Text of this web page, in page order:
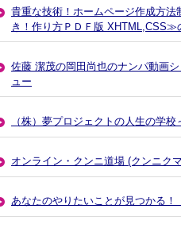
貴重な技術！ホームページ作成方
き！作り方ＰＤＦ版 XHTML,CSS≫
佐藤 潔茂の岡田尚也のナンパ動画
ュー
（株）夢プロジェクトの人生の学
オンライン・クンニ道場 (クンニク
あなたのやりたいことが見つかる！